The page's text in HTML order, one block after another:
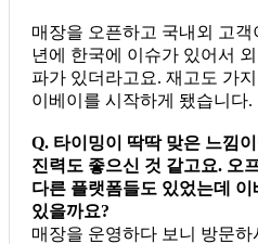
매장을 오픈하고 국내외 고
년에 한국에 이슈가 있어서
파가 있더라고요. 재고도 가
이베이를 시작하게 됐습니다.
Q. 타이밍이 딱딱 맞은 느낌
진력도 좋으신 것 같고요. 오
다른 플랫폼들도 있었는데
있을까요?
매장을 운영하다 보니 방문